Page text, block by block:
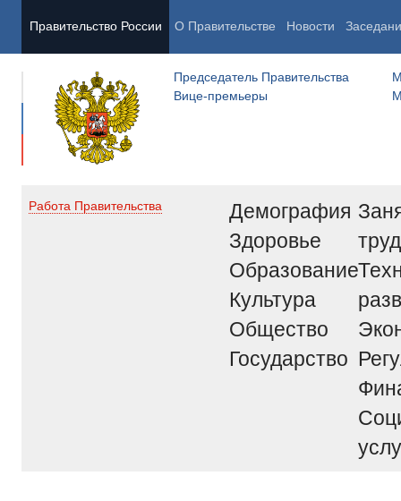
Правительство России О Правительстве Новости
Председатель Правительства
Вице-премьеры
Работа Правительства
Демография
Здоровье
Образование
Культура
Общество
Государство
труд